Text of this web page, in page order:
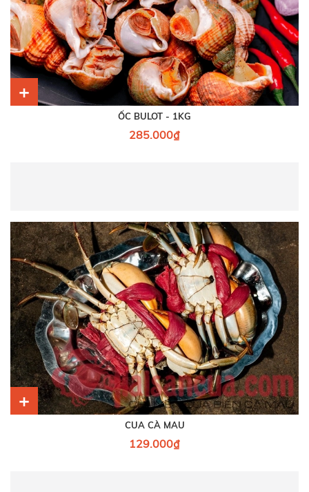
+
ỐC BULOT - 1KG
285.000₫
+
CUA CÀ MAU
129.000₫